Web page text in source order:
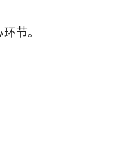
节。